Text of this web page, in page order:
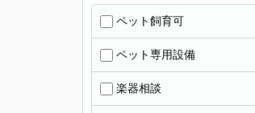
ペット飼育可
ペット専用設備
楽器相談